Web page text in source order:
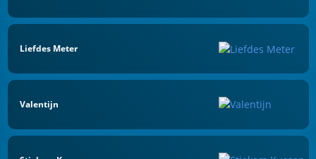
Liefdes Meter
Valentijn